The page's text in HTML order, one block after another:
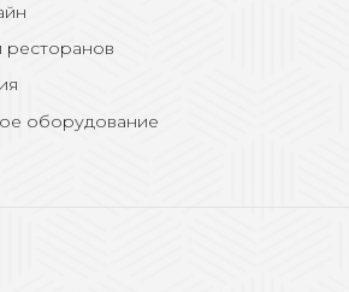
ресторанов
оборудование